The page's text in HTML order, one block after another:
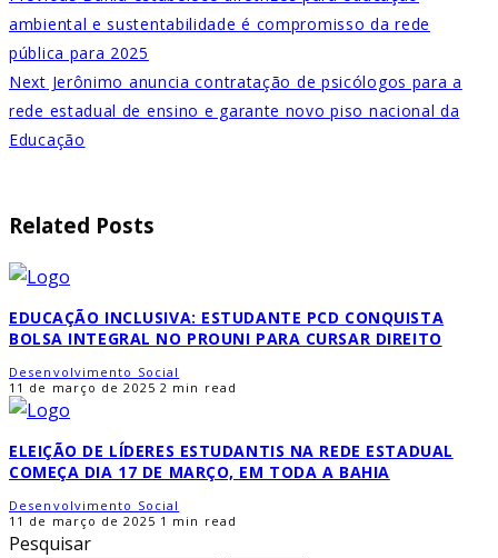
ambiental e sustentabilidade é compromisso da rede
pública para 2025
Next Jerônimo anuncia contratação de psicólogos para a
rede estadual de ensino e garante novo piso nacional da
Educação
Related Posts
EDUCAÇÃO INCLUSIVA: ESTUDANTE PCD CONQUISTA
BOLSA INTEGRAL NO PROUNI PARA CURSAR DIREITO
Desenvolvimento Social
11 de março de 2025 2 min read
ELEIÇÃO DE LÍDERES ESTUDANTIS NA REDE ESTADUAL
COMEÇA DIA 17 DE MARÇO, EM TODA A BAHIA
Desenvolvimento Social
11 de março de 2025 1 min read
Pesquisar